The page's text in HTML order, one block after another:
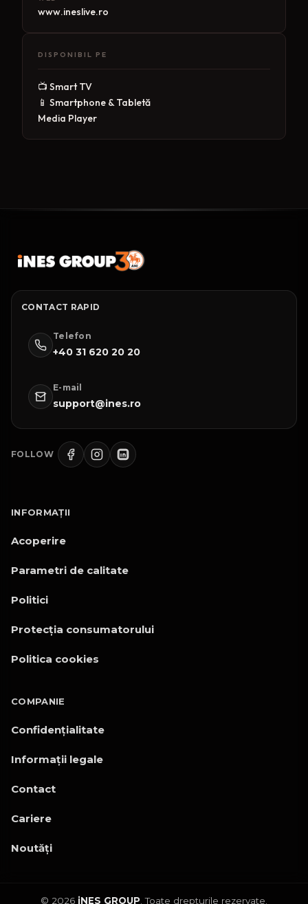
www.ineslive.ro
DISPONIBIL PE
📺 Smart TV
📱 Smartphone & Tabletă
Media Player
CONTACT RAPID
Telefon
+40 31 620 20 20
E-mail
support@ines.ro
FOLLOW
INFORMAȚII
Acoperire
Parametri de calitate
Politici
Protecția consumatorului
Politica cookies
COMPANIE
Confidențialitate
Informații legale
Contact
Cariere
Noutăți
© 2026 iNES GROUP. Toate drepturile rezervate.